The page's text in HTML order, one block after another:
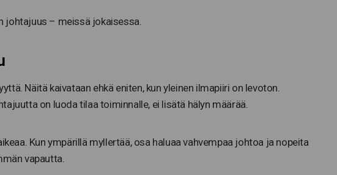
johtajuus – meissä jokaisessa.
Näitä kaivataan ehkä eniten, kun yleinen ilmapiiri on levoton.
on luoda tilaa toiminnalle, ei lisätä hälyn määrää.
Kun ympärillä myllertää, osa haluaa vahvempaa johtoa ja nopeita
vapautta.